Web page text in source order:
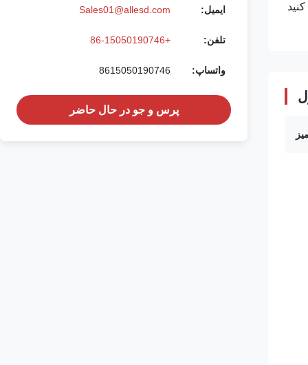
کنید
ایمیل: Sales01@allesd.com
تلفن: +86-15050190746
واتساپ: 8615050190746
پرس و جو در حال حاضر